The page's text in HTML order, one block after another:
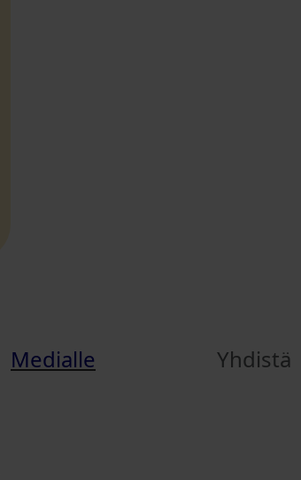
Medialle Yhdistä